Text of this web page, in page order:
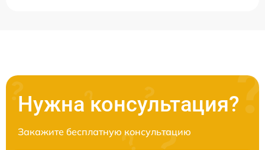
Нужна консультация?
Закажите бесплатную консультацию